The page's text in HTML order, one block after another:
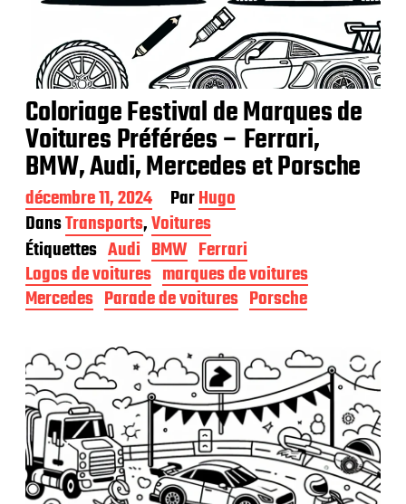
Coloriage Festival de Marques de
Voitures Préférées – Ferrari,
BMW, Audi, Mercedes et Porsche
D
a
t
e
d
e
p
l
i
c
a
t
i
o
n
décembre 11, 2024 ParHugo
DansTransports,Voitures
Étiquettes Audi BMW Ferrari
Logos de voitures marques de voitures
Mercedes Parade de voitures Porsche